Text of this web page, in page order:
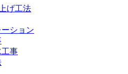
げ工法
ション
事